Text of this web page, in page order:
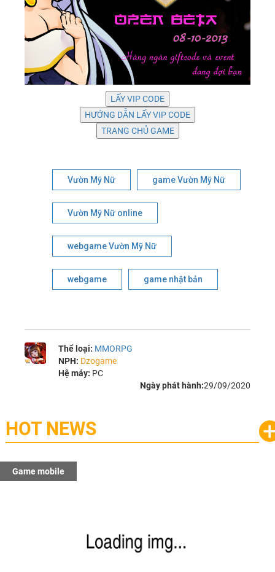
Vườn Mỹ Nữ game Vườn Mỹ Nữ
Vườn Mỹ Nữ online
webgame Vườn Mỹ Nữ
webgame game nhật bản
Thể loại: MMORPG
NPH: Dzogame
Hệ máy: PC
Ngày phát hành:29/09/2020
HOT NEWS